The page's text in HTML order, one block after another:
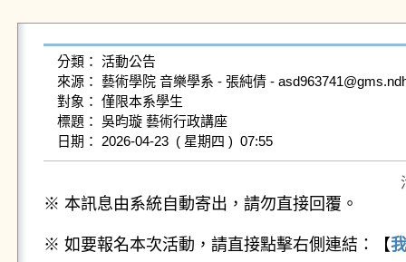
分類： 活動公告
來源： 藝術學院 音樂學系 - 張純倩 -
對象： 僅限本系學生
標題： 吳昀璇 藝術行政講座
日期： 2026-04-23  ( 星期四 )  07:55
※ 本訊息由系統自動寄出，請勿直接回覆。
※ 如要報名本次活動，請直接點擊右側連結：【